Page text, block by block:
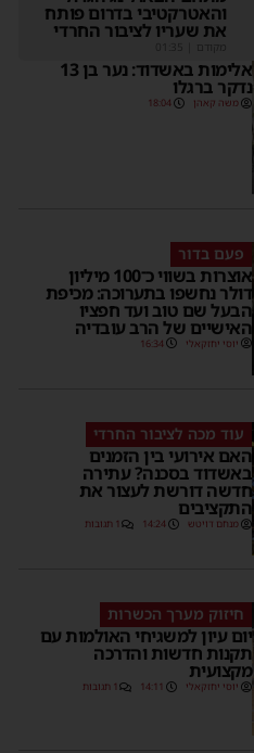
והאטרקטיבי בדרום פותח
את שעריו לציבור החרדי
מקודם
אלימות באשדוד: נער בן 13
נדקר ברגלו
משה קאהן 18:04
פעם בדור
אוצרות בשווי כ־100 מיליון
דולר נחשפו בתערוכה: מכיפת
הבעל שם טוב ועד חפציו
האישיים של הרב עובדיה
יוסי יחזקאלי 16:34
עוד מכה לציבור החרדי
האם אירועי בין הזמנים
באשדוד בסכנה? עתירה
חדשה דורשת לעצור את
התקציבים
מנחם דויטש 14:24 1 תגובות
חיזוק מערך הכשרות
יום עיון למשגיחי האולמות עם
תקנות חדשות והדרכה
מקצועית
יוסי יחזקאלי 14:11 1 תגובות